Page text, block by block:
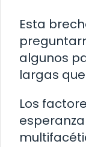
Esta
algunos
largas
Los